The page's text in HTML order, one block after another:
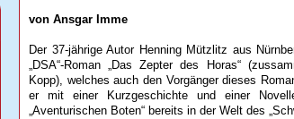
von Ansgar Imme
Der 37-jährige Autor Henning Mützlitz aus
„DSA“-Roman „Das Zepter des Horas“
Kopp), welches auch den Vorgänger dieses
er mit einer Kurzgeschichte und einer
„Aventurischen Boten“ bereits in der Welt des